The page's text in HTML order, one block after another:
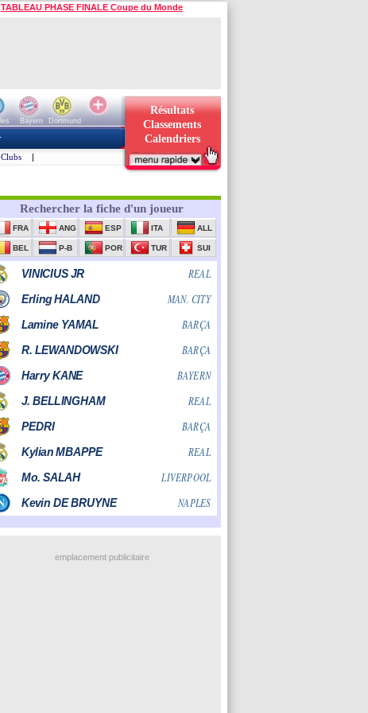
TABLEAU PHASE FINALE Coupe du Monde
Bayern
Dortmund
Résultats
Classements
Calendriers
|
emplacement publicitaire